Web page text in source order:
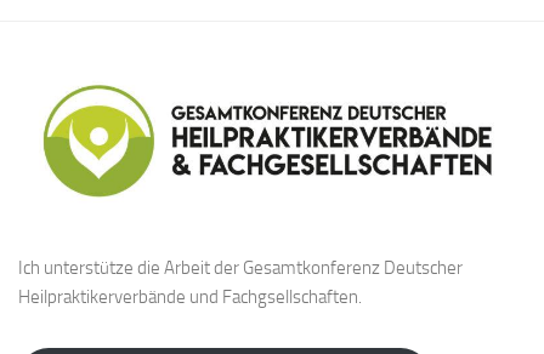
Ich unterstütze die Arbeit der Gesamtkonferenz Deutscher
Heilpraktikerverbände und Fachgsellschaften.